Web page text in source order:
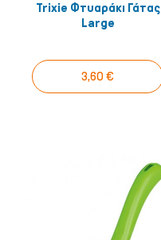
Trixie Φτυαράκι Γάτας
Large
3,60 €